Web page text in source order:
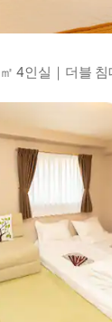
4인실｜더블 침